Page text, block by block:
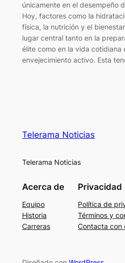
únicamente en el desempeño
Hoy, factores como la
física, la nutrición y el
lugar central tanto en la
élite como en la vida cotidiana
envejecimiento activo. Esta
Telerama Noticias
Telerama Noticias
Acerca de
Equipo
Historia
Carreras
Privacidad
Política de
Términos y
Contacta con